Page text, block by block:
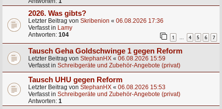
2026. Was gibts?
Letzter Beitrag von Skribenion « 06.08.2026 17:36
Verfasst in Lamy
Antworten: 104 1 … 4 5 6 7
Tausch Geha Goldschwinge 1 gegen Reform
Letzter Beitrag von StephanHX « 06.08.2026 15:59
Verfasst in Schreibgeräte und Zubehör-Angebote (privat)
Tausch UHU gegen Reform
Letzter Beitrag von StephanHX « 06.08.2026 15:53
Verfasst in Schreibgeräte und Zubehör-Angebote (privat)
Antworten: 1